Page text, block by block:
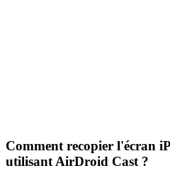
Comment recopier l'écran
utilisant AirDroid Cast ?